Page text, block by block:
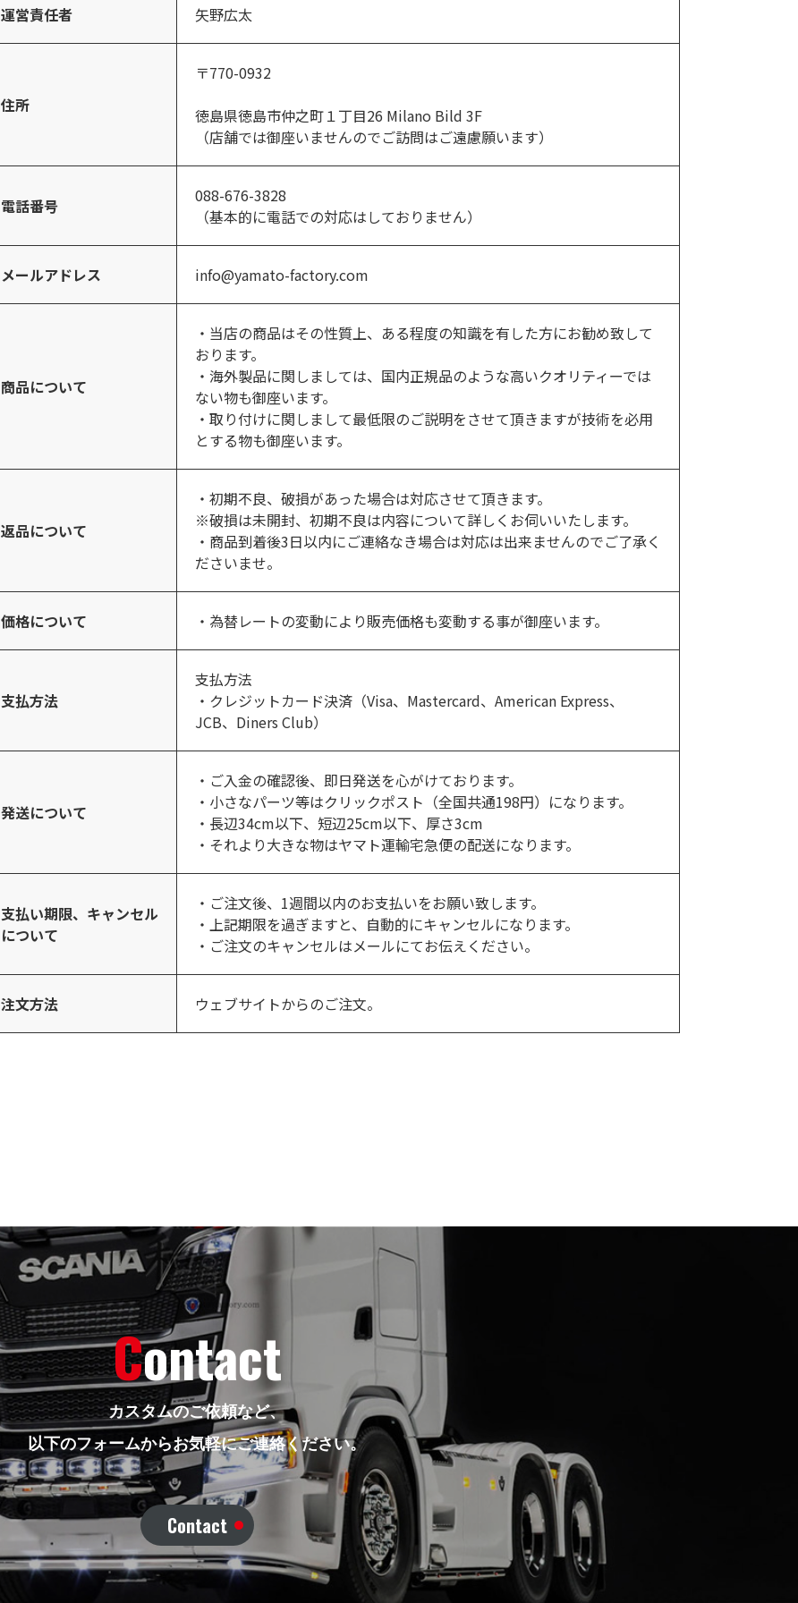
運営責任者 矢野広太
住所
〒770-0932
徳島県徳島市仲之町１丁目26 Milano Bild 3F
（店舗では御座いませんのでご訪問はご遠慮願います）
電話番号
088-676-3828
（基本的に電話での対応はしておりません）
メールアドレス info@yamato-factory.com
商品について
・当店の商品はその性質上、ある程度の知識を有した方にお勧め致して
おります。
・海外製品に関しましては、国内正規品のような高いクオリティーでは
ない物も御座います。
・取り付けに関しまして最低限のご説明をさせて頂きますが技術を必用
とする物も御座います。
返品について
・初期不良、破損があった場合は対応させて頂きます。
※破損は未開封、初期不良は内容について詳しくお伺いいたします。
・商品到着後3日以内にご連絡なき場合は対応は出来ませんのでご了承く
ださいませ。
価格について ・為替レートの変動により販売価格も変動する事が御座います。
支払方法
支払方法
・クレジットカード決済（Visa、Mastercard、American Express、
JCB、Diners Club）
発送について
・ご入金の確認後、即日発送を心がけております。
・小さなパーツ等はクリックポスト（全国共通198円）になります。
・長辺34cm以下、短辺25cm以下、厚さ3cm
・それより大きな物はヤマト運輸宅急便の配送になります。
支払い期限、キャンセル
について
・ご注文後、1週間以内のお支払いをお願い致します。
・上記期限を過ぎますと、自動的にキャンセルになります。
・ご注文のキャンセルはメールにてお伝えください。
注文方法 ウェブサイトからのご注文。
Contact
カスタムのご依頼など、
以下のフォームからお気軽にご連絡ください。
Contact